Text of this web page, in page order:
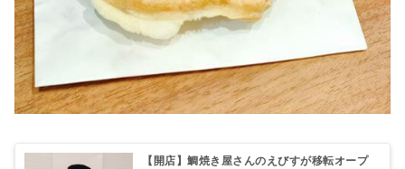
【開店】鯛焼き屋さんのえびすが移転オープ